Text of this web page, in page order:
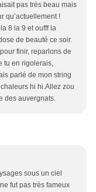
pas très beau mais
qu’actuellement !
8 la 9 et oufff la
de beauté ce soir.
finir, reparlons de
tu en rigolerais,
parlé de mon string
hi hi.Allez zou
des auvergnats.
sous un ciel
fut pas très fameux